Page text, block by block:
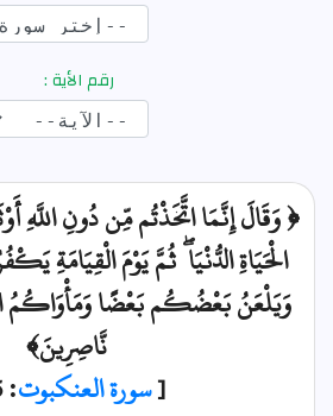
رقم الأية :
﴿ وَقَالَ إِنَّمَا اتَّخَذْتُم مِّن دُونِ اللَّهِ
الْحَيَاةِ الدُّنْيَا ۖ ثُمَّ يَوْمَ
وَيَلْعَنُ بَعْضُكُم بَعْضًا وَمَأْوَاكُمُ
نَّاصِرِينَ﴾
[سورة العنكبوت: 25]